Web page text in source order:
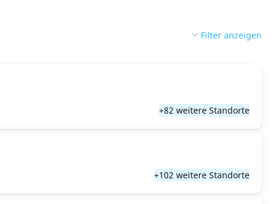
Filter anzeigen
+82 weitere Standorte
+102 weitere Standorte